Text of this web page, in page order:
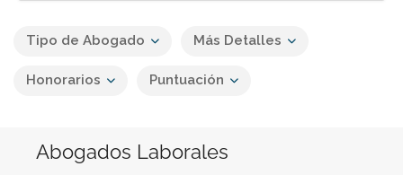
Tipo de Abogado Más Detalles
Honorarios Puntuación
Abogados Laborales